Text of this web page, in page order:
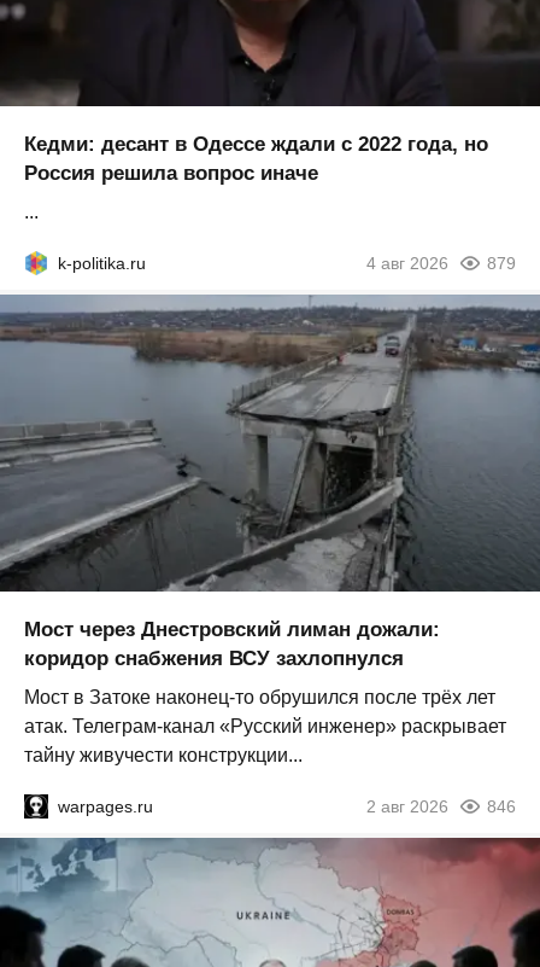
Кедми: десант в Одессе ждали с 2022 года, но
Россия решила вопрос иначе
...
k-politika.ru 4 авг 2026 879
Мост через Днестровский лиман дожали:
коридор снабжения ВСУ захлопнулся
Мост в Затоке наконец-то обрушился после трёх лет
атак. Телеграм-канал «Русский инженер» раскрывает
тайну живучести конструкции...
warpages.ru 2 авг 2026 846